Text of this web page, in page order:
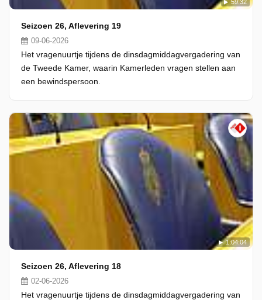
59:32
Seizoen 26, Aflevering 19
09-06-2026
Het vragenuurtje tijdens de dinsdagmiddagvergadering van
de Tweede Kamer, waarin Kamerleden vragen stellen aan
een bewindspersoon.
1:04:04
Seizoen 26, Aflevering 18
02-06-2026
Het vragenuurtje tijdens de dinsdagmiddagvergadering van